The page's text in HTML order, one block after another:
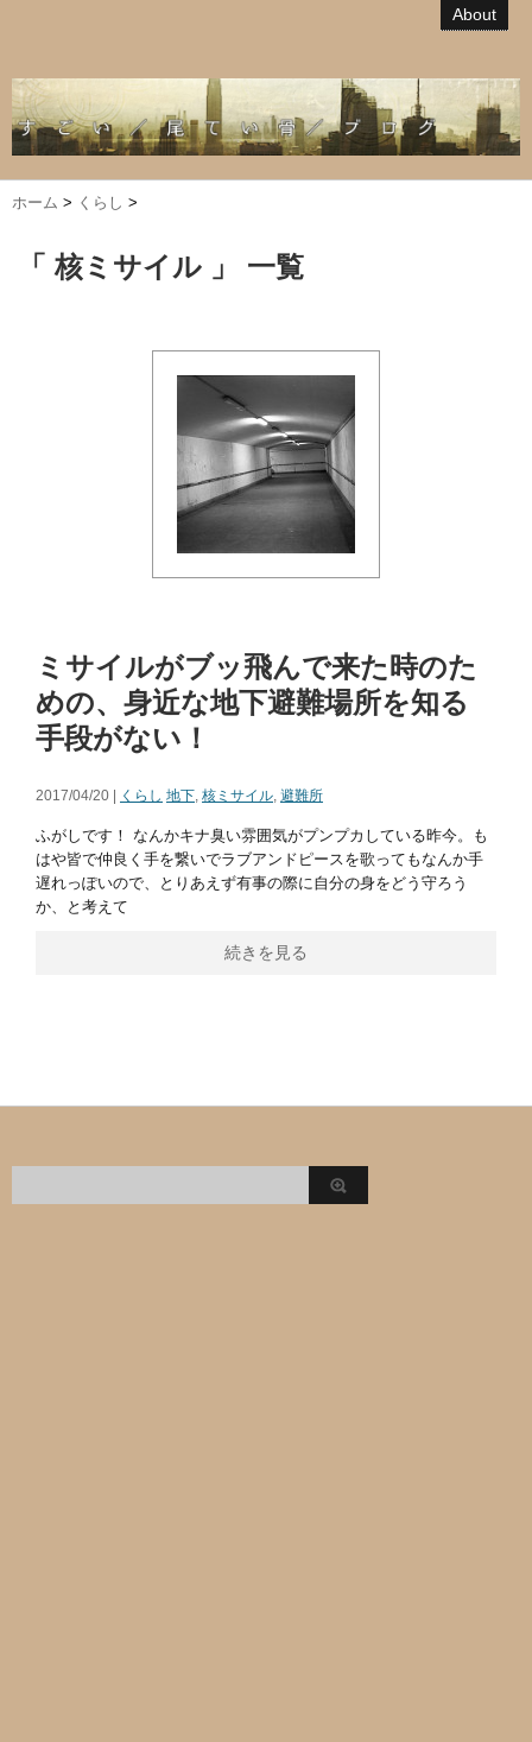
About
ホーム > くらし >
「 核ミサイル 」 一覧
ミサイルがブッ飛んで来た時のた
めの、身近な地下避難場所を知る
手段がない！
2017/04/20 | くらし 地下, 核ミサイル, 避難所
ふがしです！ なんかキナ臭い雰囲気がプンプカしている昨今。も
はや皆で仲良く手を繋いでラブアンドピースを歌ってもなんか手
遅れっぽいので、とりあえず有事の際に自分の身をどう守ろう
か、と考えて
続きを見る